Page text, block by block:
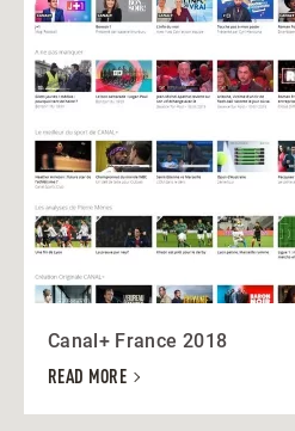
Canal+ France 2018
READ MORE